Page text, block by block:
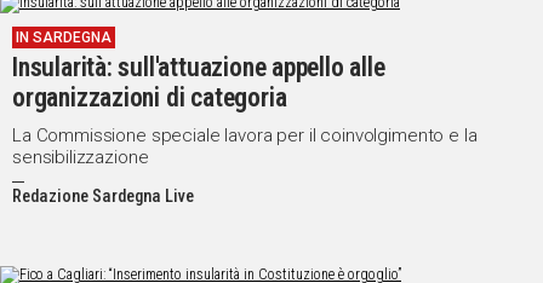
IN SARDEGNA
Insularità: sull'attuazione appello alle
organizzazioni di categoria
La Commissione speciale lavora per il coinvolgimento e la
sensibilizzazione
Redazione Sardegna Live